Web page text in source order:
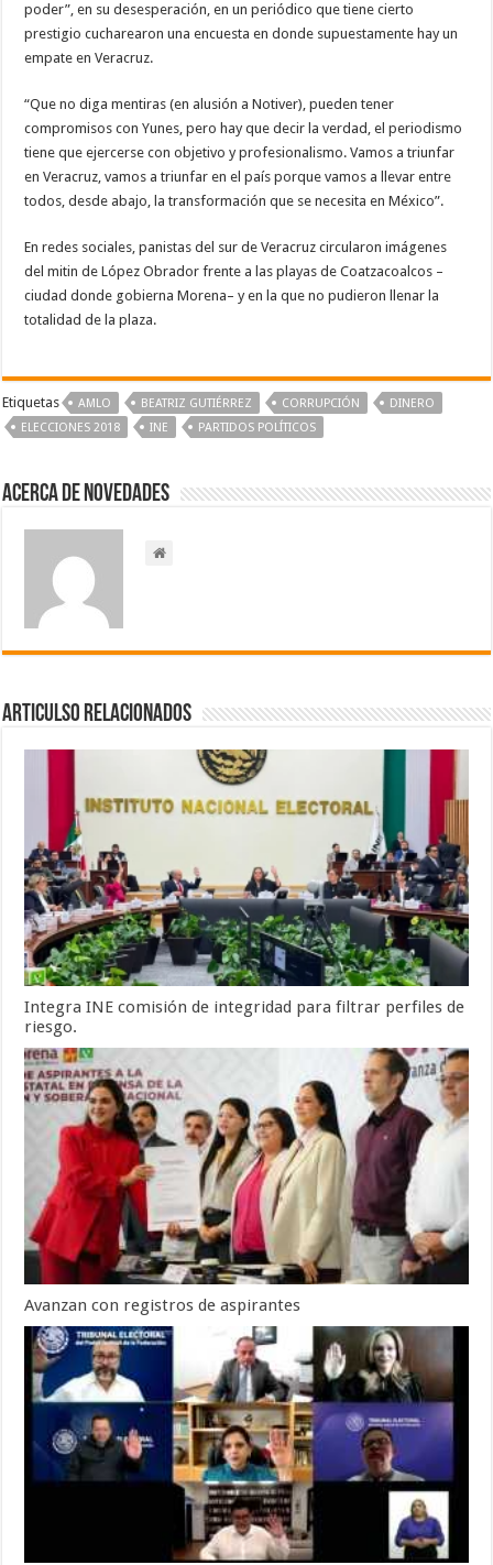
poder”, en su desesperación, en un periódico que tiene cierto
prestigio cucharearon una encuesta en donde supuestamente hay un
empate en Veracruz.
“Que no diga mentiras (en alusión a Notiver), pueden tener
compromisos con Yunes, pero hay que decir la verdad, el periodismo
tiene que ejercerse con objetivo y profesionalismo. Vamos a triunfar
en Veracruz, vamos a triunfar en el país porque vamos a llevar entre
todos, desde abajo, la transformación que se necesita en México”.
En redes sociales, panistas del sur de Veracruz circularon imágenes
del mitin de López Obrador frente a las playas de Coatzacoalcos –
ciudad donde gobierna Morena– y en la que no pudieron llenar la
totalidad de la plaza.
Etiquetas AMLO BEATRIZ GUTIÉRREZ CORRUPCIÓN
DINERO
ELECCIONES 2018
INE PARTIDOS POLÍTICOS
Acerca de NOVEDADES
Articulso Relacionados
Integra INE comisión de integridad para filtrar perfiles de
riesgo.
Avanzan con registros de aspirantes